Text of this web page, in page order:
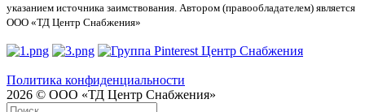
указанием источника заимствования. Автором (правообладателем) является
ООО «ТД Центр Снабжения»
Политика конфиденциальности
2026 © ООО «ТД Центр Снабжения»